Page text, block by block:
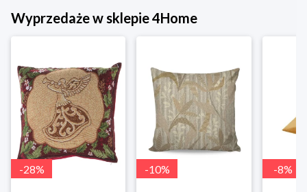
Wyprzedaże w sklepie 4Home
-28% -10% -8%